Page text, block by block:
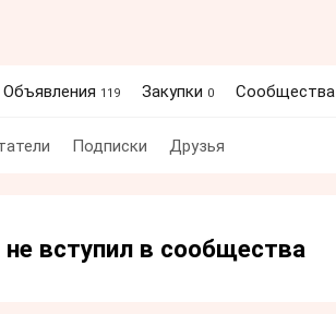
Объявления 119 Закупки 0 Сообщества
Подписки Друзья
вступил в сообщества